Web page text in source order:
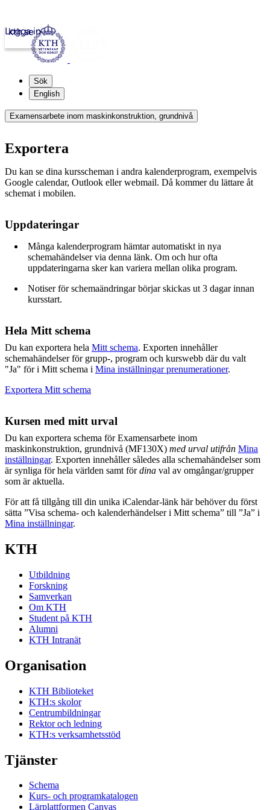
kth.se
Logga in
Sök
English
Examensarbete inom maskinkonstruktion, grundnivå
Exportera
Du kan se dina kursscheman i andra kalenderprogram, exempelvis
Google calendar, Outlook eller webmail. Då kommer du lättare åt
schemat i mobilen.
Uppdateringar
Många kalenderprogram hämtar automatiskt in nya
schemahändelser via denna länk. Om och hur ofta
uppdateringarna sker kan variera mellan olika program.
Notiser för schemaändringar börjar skickas ut 3 dagar innan
kursstart.
Hela Mitt schema
Du kan exportera hela Mitt schema. Exporten innehåller
schemahändelser för grupp-, program och kurswebb där du valt
"Ja" för i Mitt schema i Mina inställningar prenumerationer.
Exportera Mitt schema
Kursen med mitt urval
Du kan exportera schema för Examensarbete inom
maskinkonstruktion, grundnivå (MF130X) med urval utifrån Mina
inställningar. Exporten innehåller således alla schemahändelser som
är synliga för hela världen samt fördina val av omgångar/grupper
som är aktuella.
För att få tillgång till din unika iCalendar-länk här behöver du först
sätta ”Visa schema- och kalenderhändelser i Mitt schema” till ”Ja” i
Mina inställningar.
KTH
Utbildning
Forskning
Samverkan
Om KTH
Student på KTH
Alumni
KTH Intranät
Organisation
KTH Biblioteket
KTH:s skolor
Centrumbildningar
Rektor och ledning
KTH:s verksamhetsstöd
Tjänster
Schema
Kurs- och programkatalogen
Lärplattformen Canvas